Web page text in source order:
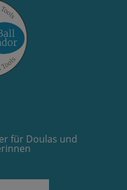
für Doulas und